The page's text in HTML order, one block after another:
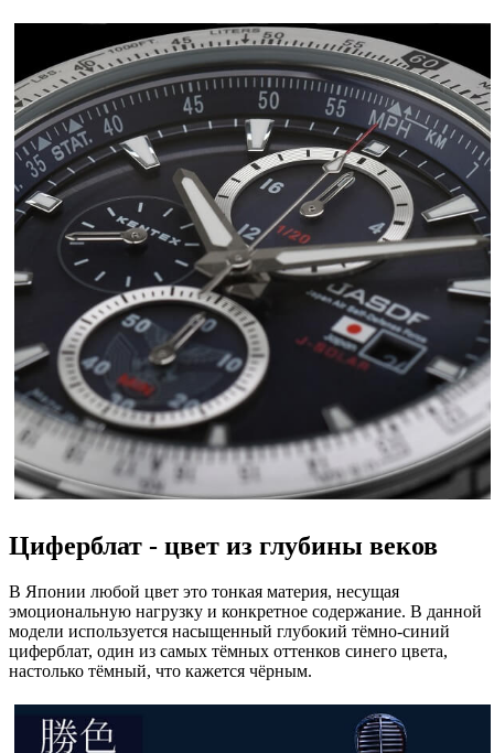
Циферблат - цвет из глубины веков
В Японии любой цвет это тонкая материя, несущая
эмоциональную нагрузку и конкретное содержание. В данной
модели используется насыщенный глубокий тёмно-синий
циферблат, один из самых тёмных оттенков синего цвета,
настолько тёмный, что кажется чёрным.